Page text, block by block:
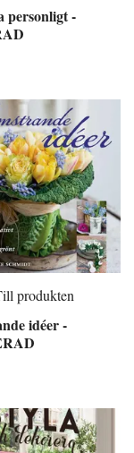
personligt -
produkten
idéer -